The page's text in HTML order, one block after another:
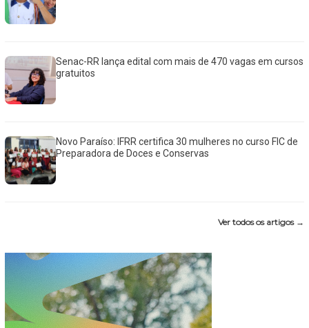
Senac-RR lança edital com mais de 470 vagas em cursos
gratuitos
Novo Paraíso: IFRR certifica 30 mulheres no curso FIC de
Preparadora de Doces e Conservas
Ver todos os artigos →